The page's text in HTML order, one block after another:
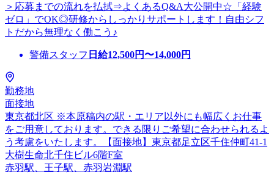
＞応募までの流れを払拭⇒よくあるQ&A大公開中☆「経験
ゼロ」でOK◎研修からしっかりサポートします！自由シフ
トだから無理なく働こう♪
警備スタッフ 日給12,500円〜14,000円
勤務地
面接地
東京都北区 ※本原稿内の駅・エリア以外にも幅広くお仕事
をご用意しております。できる限りご希望に合わせられるよ
う考慮をいたします。【面接地】東京都足立区千住仲町41-1
大樹生命北千住ビル6階F室
赤羽駅、王子駅、赤羽岩淵駅